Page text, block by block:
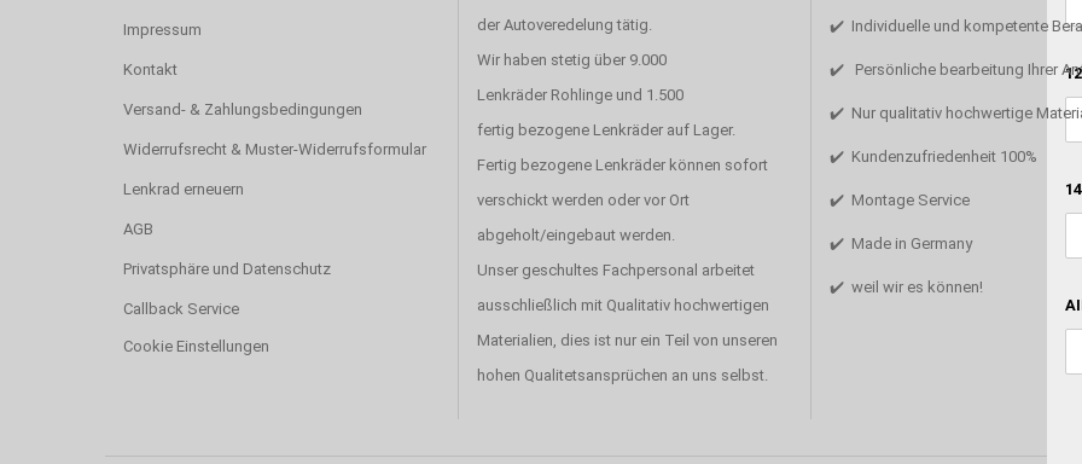
Impressum
Kontakt
Versand- & Zahlungsbedingungen
Widerrufsrecht & Muster-Widerrufsformular
Lenkrad erneuern
AGB
Privatsphäre und Datenschutz
Callback Service
Cookie Einstellungen
der Autoveredelung tätig.
Wir haben stetig über 9.000
Lenkräder Rohlinge und 1.500
fertig bezogene Lenkräder auf Lager.
Fertig bezogene Lenkräder können sofort
verschickt werden oder vor Ort
abgeholt/eingebaut werden.
Unser geschultes Fachpersonal arbeitet
ausschließlich mit Qualitativ hochwertigen
Materialien, dies ist nur ein Teil von unseren
hohen Qualitetsansprüchen an uns selbst.
✔️ Individuelle und kompetente
✔️ Persönliche bearbeitung Ihrer
✔️ Nur qualitativ hochwertige
✔️ Kundenzufriedenheit 100%
✔️ Montage Service
✔️ Made in Germany
✔️ weil wir es können!